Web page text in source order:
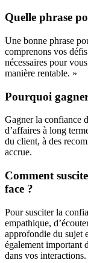
Quelle phrase
Une bonne phrase
comprenons vos
nécessaires pour
manière rentable. »
Pourquoi
Gagner la confiance
d’affaires à long
du client, à des
accrue.
Comment
face ?
Pour susciter la
empathique,
approfondie du sujet
également important
dans vos interactions.